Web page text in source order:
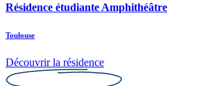
Résidence étudiante Amphithéâtre
Toulouse
Découvrir la résidence